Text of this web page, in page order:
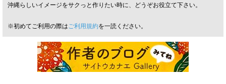
沖縄らしいイメージをサクっと作りたい時に、どうぞお役立て下さい。
※初めてご利用の際はご利用規約を一読ください。